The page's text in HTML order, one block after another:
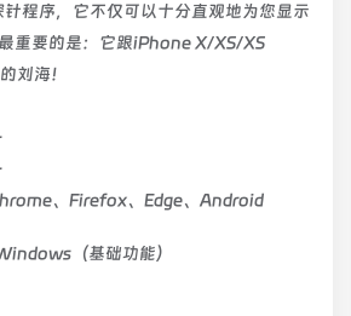
针程序，它不仅可以十分直观地为您显示
重要的是：它跟iPhone X/XS/XS
刘海！
、Firefox、Edge、Android
（基础功能）